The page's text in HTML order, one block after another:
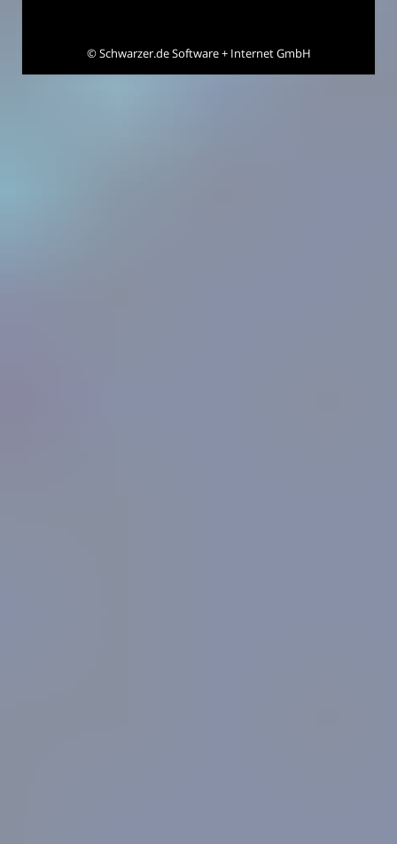
©Schwarzer.de Software + Internet GmbH